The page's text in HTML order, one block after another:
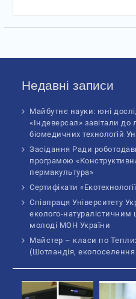
Недавні записи
Майбутнє науки: юні
«Індеверсал» завітали до
біомедичних технологій
Засідання Ради
програмою
пермакультура»
Сертифікати
Співпраця Університету
еколого-натуралістичним
молоді МОН України
Майстер – класи по
(Шотландія, екопоселення